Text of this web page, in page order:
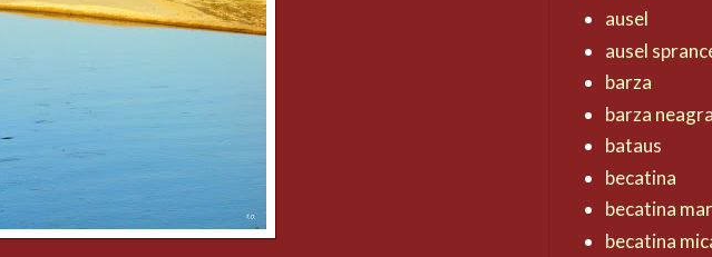
ausel
ausel
barza
barza
bataus
becatina
becatina
becatina